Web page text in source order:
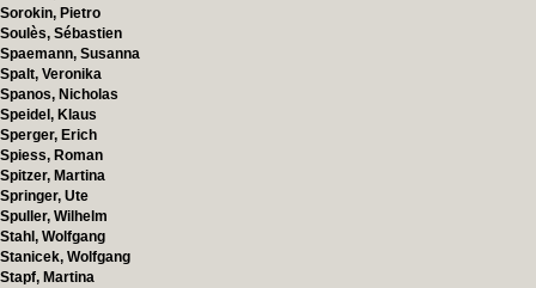
Sorokin, Pietro
Soulès, Sébastien
Spaemann, Susanna
Spalt, Veronika
Spanos, Nicholas
Speidel, Klaus
Sperger, Erich
Spiess, Roman
Spitzer, Martina
Springer, Ute
Spuller, Wilhelm
Stahl, Wolfgang
Stanicek, Wolfgang
Stapf, Martina